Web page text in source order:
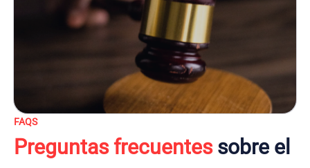
FAQS
Preguntas frecuentessobre el